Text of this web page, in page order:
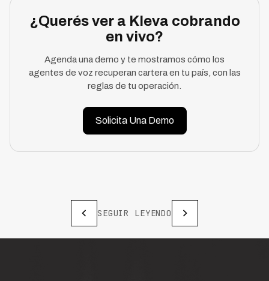
¿Querés ver a Kleva cobrando
en vivo?
Agenda una demo y te mostramos cómo los
agentes de voz recuperan cartera en tu país, con las
reglas de tu operación.
Solicita Una Demo
SEGUIR LEYENDO